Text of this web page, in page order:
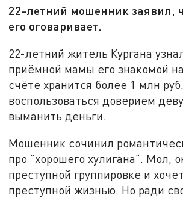
22-летний мошенник заявил,
его оговаривает.
22-летний житель Кургана
приёмной мамы его знакомой
счёте хранится более 1 млн
воспользоваться доверием
выманить деньги.
Мошенник сочинил
про "хорошего хулигана". Мол,
преступной группировке и
преступной жизнью. Но ради